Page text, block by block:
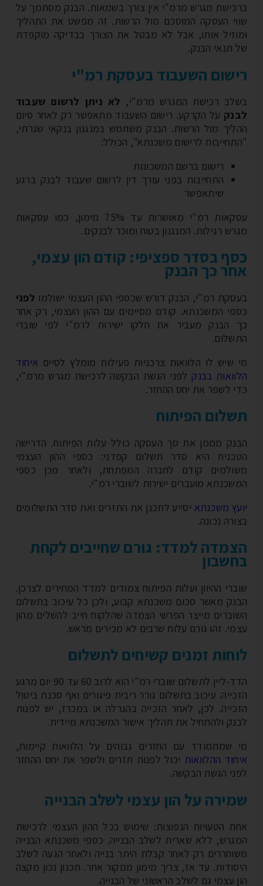
מגרש מרמ"י אין צורך בשמאות. הבנק מסתמך על
העסקה המוסכם מול הרשות. זה מפשט את התהליך
אותו, אבל לא מבטל את הצורך בבדיקה מוקפדת
תנאי הבנק.
השעבוד בעסקת רמ"י
רכישת המגרש מרמ"י,לא ניתן לרשום שעבוד
על הקרקע. רישום השעבוד מתאפשר רק לאחר סיום
מול הרשות. הבנק משתמש במנגנון בנקאי שגרתי,
לרישום משכנתא", הכולל:
רישום ברשם המשכונות
התחייבות בפני עורך דין לרשום שעבוד לבנק ברגע
שיתאפשר
עסקאות רמ"י מאושרות עד 75% מימון, כמו עסקאות
רגילות. המנגנון בטוח ומוכר לבנקים.
בסדר ספציפי: קודם הון עצמי,
כך הבנק
רמ"י, הבנק דורש שכספי ההון העצמי ישולמולפני
המשכנתא. קודם מסיימים עם ההון העצמי, רק אחר
הבנק מעביר את חלקו ישירות לרמ"י לפי שוברי
שיש לו הלוואות צרכניות פעילות מומלץ לסייםאיחוד
בבנק לפני הגשת הבקשה לרכישת מגרש מרמ"י,
לשפר את יחס ההחזר.
הפיתוח
מממן את סך העסקה כולל עלות הפיתוח. הדרישה
היא סדר תשלום קפדני: כספי ההון העצמי
קודם לחברה המפתחת, ולאחר מכן כספי
מועברים ישירות לשוברי רמ"י.
משכנתאיסייע לתכנן את התזרים ואת סדר התשלומים
נכונה.
למדד: גורם שחייבים לקחת
ההיוון ועלות הפיתוח צמודים למדד המחירים לצרכן.
מאשר סכום משכנתא קבוע, ולכן כל עיכוב בתשלום
מייצר הפרשי הצמדה שהלקוח חייב להשלים מהון
זהו גורם עלות שרבים לא מכירים מראש.
זמנים קשיחים לתשלום
הדד-ליין לתשלום שוברי רמ"י הוא לרוב 60 עד 90 יום מרגע
עיכוב בתשלום גורר ריבית פיגורים ואף סכנת ביטול
לכן, לאחר הזכייה בהגרלה או במכרז, יש לפנות
ולהתחיל את תהליך אישור המשכנתא מיידית.
שמתמודד עם החזרים גבוהים על הלוואות קיימות,
ההלוואותיכול לפנות תזרים ולשפר את יחס ההחזר
הגשת הבקשה.
על הון עצמי לשלב הבנייה
הטעויות הנפוצות: שימוש בכל ההון העצמי לרכישת
ללא שארית לשלב הבנייה. כספי משכנתא הבנייה
רק לאחר קבלת היתר בנייה ולאחר הגעה לשלב
עד אז, צריך מימון ממקור אחר. תכנון נכון מקצה
עצמי גם לשלב הראשוני של הבנייה.